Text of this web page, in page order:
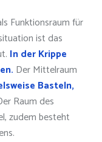
Funktionsraum für
ist das
In der Krippe
Der Mittelraum
Basteln,
Raum des
zudem besteht